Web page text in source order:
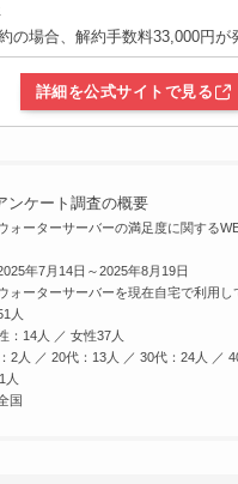
の場合、解約手数料33,000円が
詳細を公式サイトで見る
ケート調査の概要
ォーターサーバーの満足度に関する
年7月14日～2025年8月19日
ォーターサーバーを現在自宅で利用し
人
：14人 ／ 女性37人
2人 ／ 20代：13人 ／ 30代：24人 ／
人
国